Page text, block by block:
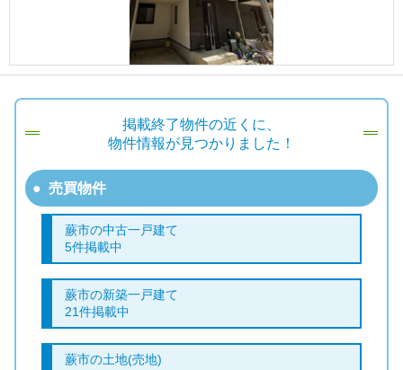
掲載終了物件の近くに、
物件情報が見つかりました！
売買物件
蕨市の中古一戸建て
5件掲載中
蕨市の新築一戸建て
21件掲載中
蕨市の土地(売地)